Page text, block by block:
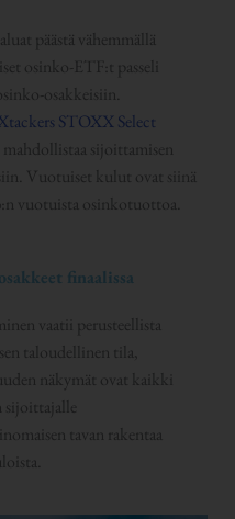
päästä vähemmällä
osinko-ETF:t passeli
osakkeisiin.
STOXX Select
mahdollistaa sijoittamisen
Vuotuiset kulut ovat siinä
vuotuista osinkotuottoa.
finaalissa
vaatii perusteellista
taloudellinen tila,
näkymät ovat kaikki
tavan rakentaa